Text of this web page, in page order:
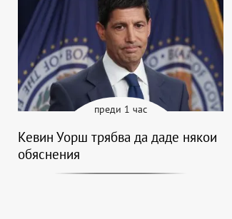
преди 1 час
Кевин Уорш трябва да даде някои
обяснения